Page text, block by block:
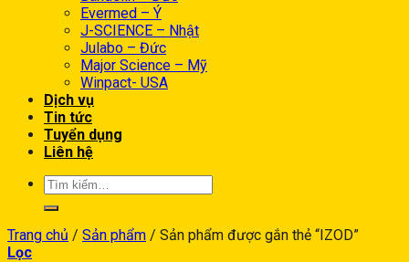
Evermed – Ý
J-SCIENCE – Nhật
Julabo – Đức
Major Science – Mỹ
Winpact- USA
Dịch vụ
Tin tức
Tuyển dụng
Liên hệ
Trang chủ / Sản phẩm / Sản phẩm được gắn thẻ “IZOD”
Lọc